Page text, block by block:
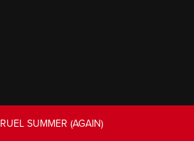
SUMMER (AGAIN)